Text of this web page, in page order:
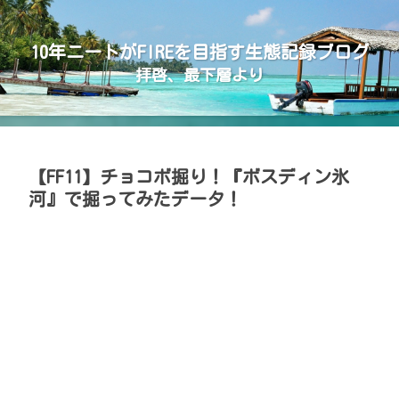
10年ニートがFIREを目指す生態記録ブログ
拝啓、最下層より
【FF11】チョコボ掘り！『ボスディン氷
河』で掘ってみたデータ！